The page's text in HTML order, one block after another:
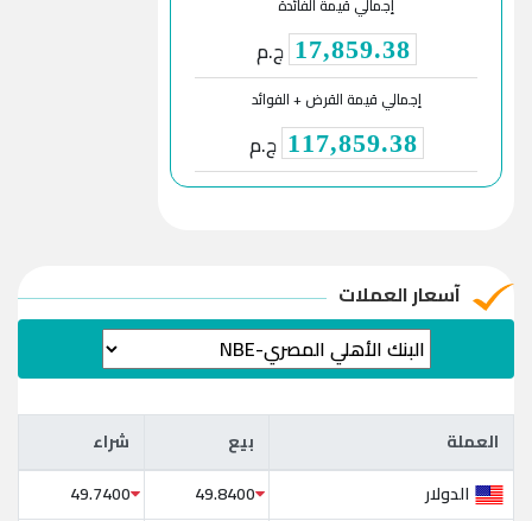
17,859.38 ج.م
إجمالي قيمة القرض + الفوائد
117,859.38 ج.م
آسعار العملات
العملة بيع شراء العملة بيع
شراء
الدولار
49.8400
49.7400